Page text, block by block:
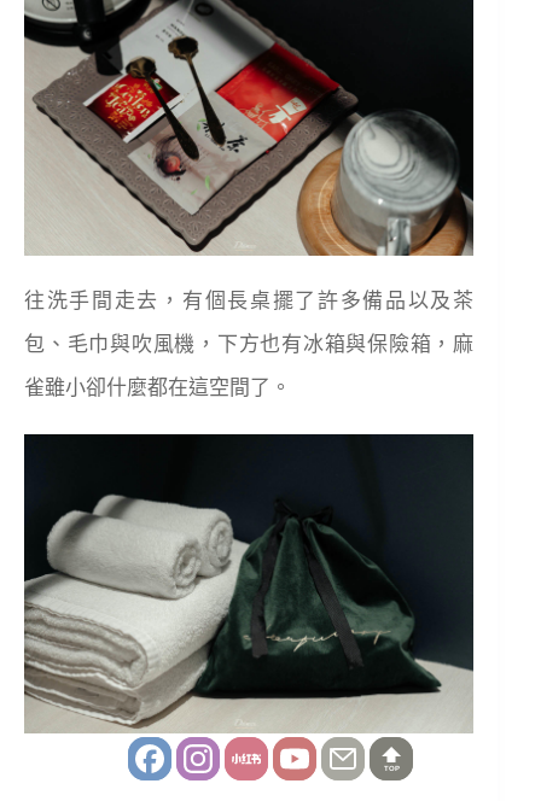
往洗手間走去，有個長桌擺了許多備品以及茶
包、毛巾與吹風機，下方也有冰箱與保險箱，麻
雀雖小卻什麼都在這空間了。
TOP